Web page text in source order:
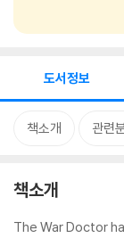
도서정보
책소개 관련
책소개
The War Doctor